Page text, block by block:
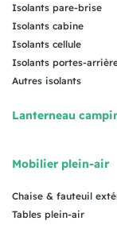
Isolants pare-brise
Isolants cabine
Isolants cellule
Isolants portes-
Autres isolants
Lanterneau
Mobilier plein-air
Chaise & fauteuil
Tables plein-air